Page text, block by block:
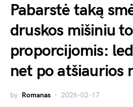
Pabarstė taką
druskos mišiniu
proporcijomis:
net po atšiaurios
by Romanas 2026-02-17